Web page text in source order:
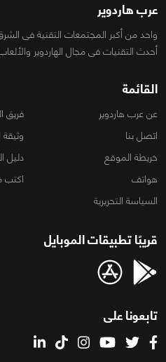
عرب هاردوير
واحد من أكبر المجتمعات التقنية فى
أحدث التقنيات فى مجال الهاردوير
القائمة
عن عرب هاردوير
فريق
اتصل بنا
خريطة الموقع
دليل
هواتف
اكتب
السياسة التحريرية
قريبًا تطبيقات الموبايل
تابعونا على